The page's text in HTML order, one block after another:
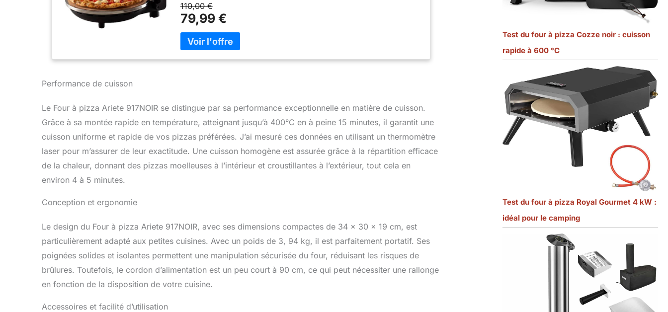
températures, la pierre réfractaire assure une cuisson rapide,
constante et uniforme PALETTE EN ACIER INOXYDABLE : Avec les
palettes en acier inoxydable, le mini four électrique Ariete simplifiera
vos préparations. Utilisez-les pour déplacer la pâte crue et cuite
facilement 5 NIVEAUX DE CUISSON : le thermostat réglable vous
permet de cuire de délicieuses tartes salées, des toasts, des panzerotti
en 2/3 minutes seulement.
110,00 €
79,99 €
Performance de cuisson
Le Four à pizza Ariete 917NOIR se distingue par sa performance exceptionnelle en matière de cuisson.
Grâce à sa montée rapide en température, atteignant jusqu’à 400°C en à peine 15 minutes, il garantit une
cuisson uniforme et rapide de vos pizzas préférées. J’ai mesuré ces données en utilisant un thermomètre
laser pour m’assurer de leur exactitude. Une cuisson homogène est assurée grâce à la répartition efficace
de la chaleur, donnant des pizzas moelleuses à l’intérieur et croustillantes à l’extérieur, tout cela en
environ 4 à 5 minutes.
Conception et ergonomie
Le design du Four à pizza Ariete 917NOIR, avec ses dimensions compactes de 34 x 30 x 19 cm, est
particulièrement adapté aux petites cuisines. Avec un poids de 3, 94 kg, il est parfaitement portatif. Ses
poignées solides et isolantes permettent une manipulation sécurisée du four, réduisant les risques de
brûlures. Toutefois, le cordon d’alimentation est un peu court à 90 cm, ce qui peut nécessiter une rallonge
en fonction de la disposition de votre cuisine.
Accessoires et facilité d’utilisation
Test du four à pizza Cozze noir : cuisson
rapide à 600 °C
Test du four à pizza Royal Gourmet 4 kW :
idéal pour le camping